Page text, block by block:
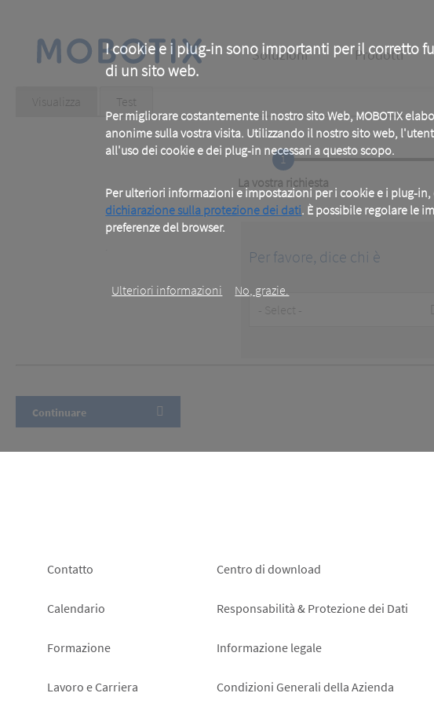
I cookie e i plug-in sono importanti per il corretto
di un sito web.
Per migliorare costantemente il nostro sito Web, MOBOTIX
anonime sulla vostra visita. Utilizzando il nostro sito web,
all'uso dei cookie e dei plug-in necessari a questo scopo.
Per ulteriori informazioni e impostazioni per i cookie e i plug-
dichiarazione sulla protezione dei dati. È possibile regolare le
preferenze del browser.
Ulteriori informazioni No, grazie.
content
Main
Soluzioni Prodotti
Primary
Visualizza Test
1
Current
La vostra richiesta
Per favore, dice chi è
Customer
Type
Footer
left
Contatto
Calendario
Formazione
Lavoro e Carriera
Footer
right
Centro di download
Responsabilità & Protezione dei Dati
Informazione legale
Condizioni Generali della Azienda